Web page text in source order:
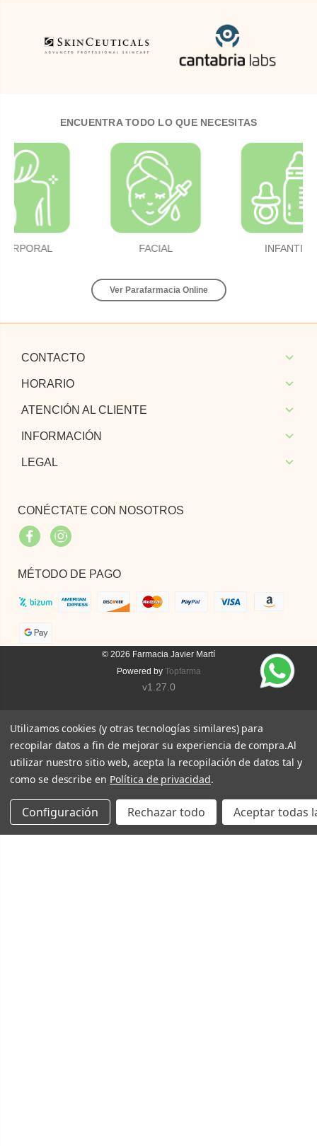
ENCUENTRA TODO LO QUE NECESITAS
FACIAL INFANTIL
Ver Parafarmacia Online
CONTACTO
HORARIO
ATENCIÓN AL CLIENTE
INFORMACIÓN
LEGAL
CONÉCTATE CON NOSOTROS
FacebookInstagram
MÉTODO DE PAGO
© 2026 Farmacia Javier Martí
Powered by Topfarma
v1.27.0
Utilizamos cookies (y otras tecnologías similares) para
recopilar datos a fin de mejorar su experiencia de compra.Al
utilizar nuestro sitio web, acepta la recopilación de datos tal y
como se describe en Política de privacidad.
Configuración Rechazar todo Aceptar todas